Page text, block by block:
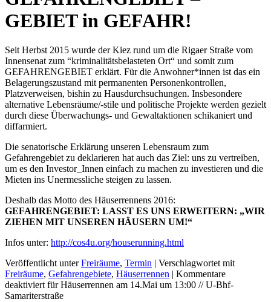
GEBIET in GEFAHR!
Seit Herbst 2015 wurde der Kiez rund um die Rigaer Straße vom
Innensenat zum “kriminalitätsbelasteten Ort“ und somit zum
GEFAHRENGEBIET erklärt. Für die Anwohner*innen ist das ein
Belagerungszustand mit permanenten Personenkontrollen,
Platzverweisen, bishin zu Hausdurchsuchungen. Insbesondere
alternative Lebensräume/-stile und politische Projekte werden gezielt
durch diese Überwachungs- und Gewaltaktionen schikaniert und
diffarmiert.
Die senatorische Erklärung unseren Lebensraum zum
Gefahrengebiet zu deklarieren hat auch das Ziel: uns zu vertreiben,
um es den Investor_Innen einfach zu machen zu investieren und die
Mieten ins Unermessliche steigen zu lassen.
Deshalb das Motto des Häuserrennens 2016:
GEFAHRENGEBIET: LASST ES UNS ERWEITERN: „WIR
ZIEHEN MIT UNSEREN HÄUSERN UM!“
Infos unter: http://cos4u.org/houserunning.html
Veröffentlicht unter Freiräume, Termin | Verschlagwortet mit
Freiräume, Gefahrengebiete, Häuserrennen | Kommentare
deaktiviert für Häuserrennen am 14.Mai um 13:00 // U-Bhf-
Samariterstraße